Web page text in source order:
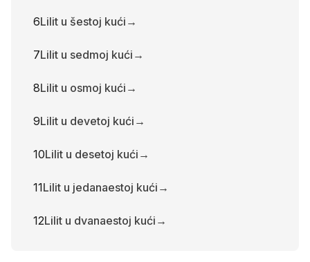
6Lilit u šestoj kući →
7Lilit u sedmoj kući →
8Lilit u osmoj kući →
9Lilit u devetoj kući →
10Lilit u desetoj kući →
11Lilit u jedanaestoj kući →
12Lilit u dvanaestoj kući →